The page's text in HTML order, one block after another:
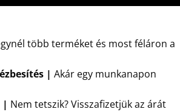
több terméket és most féláron a
| Akár egy munkanapon
| Nem tetszik? Visszafizetjük az árát